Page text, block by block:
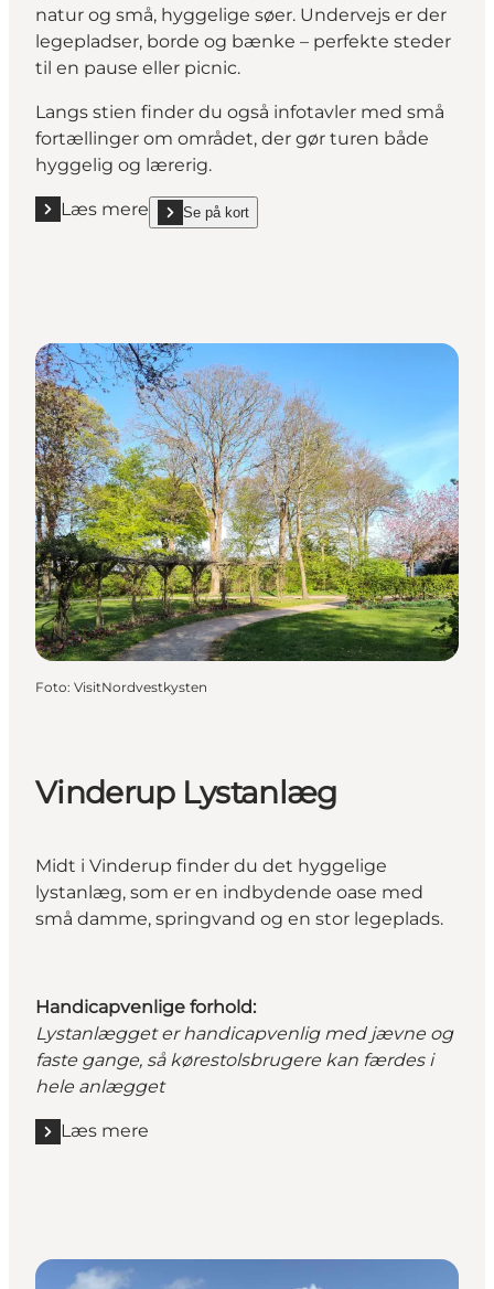
natur og små, hyggelige søer. Undervejs er der
legepladser, borde og bænke – perfekte steder
til en pause eller picnic.
Langs stien finder du også infotavler med små
fortællinger om området, der gør turen både
hyggelig og lærerig.
Læs mere
Læs mere "Hjertestien i Ulfborg"
Se på kort
show Hjertestien i Ulfborg on_map
Foto: VisitNordvestkysten
Vinderup Lystanlæg
Midt i Vinderup finder du det hyggelige
lystanlæg, som er en indbydende oase med
små damme, springvand og en stor legeplads.
Handicapvenlige forhold:
Lystanlægget er handicapvenlig med jævne og
faste gange, så kørestolsbrugere kan færdes i
hele anlægget
Læs mere
Læs mere "Vinderup Lystanlæg"